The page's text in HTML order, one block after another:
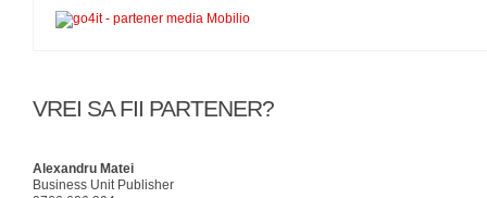
VREI SA FII PARTENER?
Alexandru Matei
Business Unit Publisher